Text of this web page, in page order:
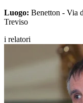
Luogo: Benetton - Via
Treviso
i relatori